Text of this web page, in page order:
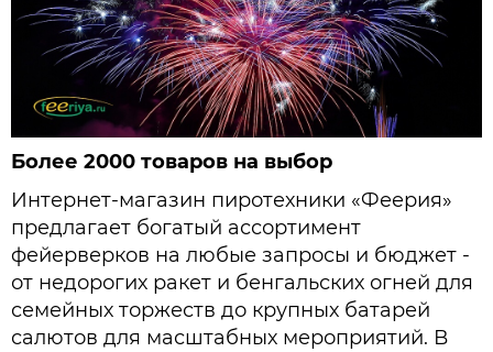
Более 2000 товаров на выбор
Интернет-магазин пиротехники «Феерия»
предлагает богатый ассортимент
фейерверков на любые запросы и бюджет -
от недорогих ракет и бенгальских огней для
семейных торжеств до крупных батарей
салютов для масштабных мероприятий. В